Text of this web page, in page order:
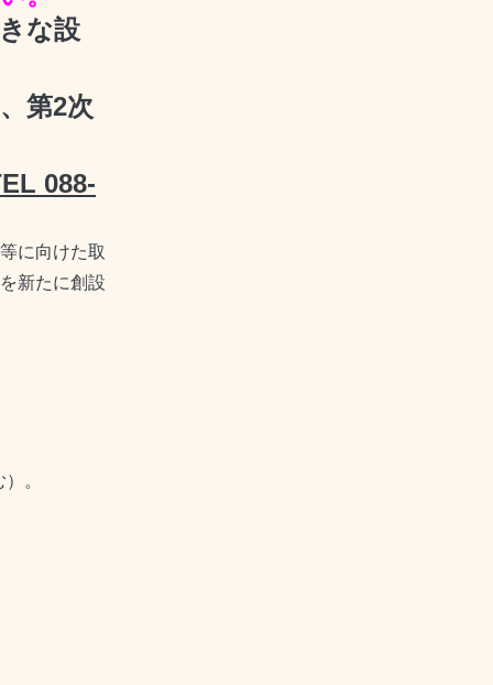
な設
第2次
088-
に向けた取
新たに創設
。